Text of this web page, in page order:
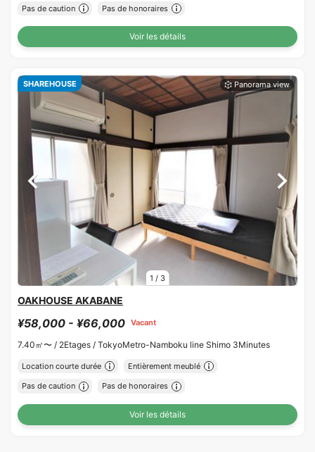
Pas de caution Pas de honoraires
Voir les détails
1 / 3
SHAREHOUSE
OAKHOUSE AKABANE
¥58,000 - ¥66,000 Vacant
7.40㎡〜 / 2Etages / TokyoMetro-Namboku line Shimo 3Minutes
Location courte durée Entièrement meublé
Pas de caution Pas de honoraires
Voir les détails